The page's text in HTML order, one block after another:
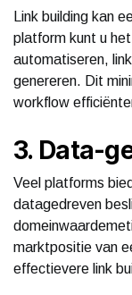
Link building kan
platform kunt u
automatiseren,
genereren. Dit
workflow
3. Data-
Veel platforms
datagedreven
marktpositie van
effectievere link